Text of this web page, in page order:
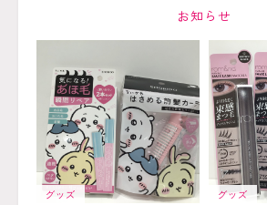
お知らせ
グッズ グッズ